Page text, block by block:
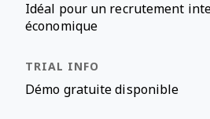
Idéal pour un recrutement
économique
Démo gratuite disponible